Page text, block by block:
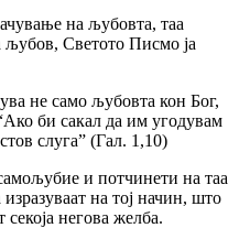
на љубовта, таа
љубов, Светото Писмо ја
не само љубовта кон Бог,
би сакал да им угодувам
слуга” (Гал. 1,10)
и потчинети на таа
на тој начин, што
негова желба.